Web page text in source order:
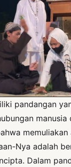
pandangan
manusia
memuliakan
Nya adalah
Dalam